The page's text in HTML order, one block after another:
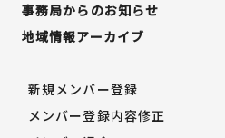
事務局からのお知らせ
地域情報アーカイブ
新規メンバー登録
メンバー登録内容修正